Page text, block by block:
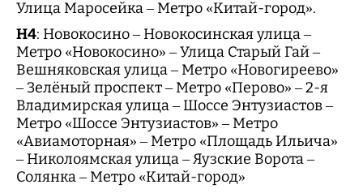
Улица Маросейка – Метро «Китай-город».
H4: Новокосино – Новокосинская улица –
Метро «Новокосино» – Улица Старый Гай –
Вешняковская улица – Метро «Новогиреево»
– Зелёный проспект – Метро «Перово» – 2-я
Владимирская улица – Шоссе Энтузиастов –
Метро «Шоссе Энтузиастов» – Метро
«Авиамоторная» – Метро «Площадь Ильича»
– Николоямская улица – Яузские Ворота –
Солянка – Метро «Китай-город»